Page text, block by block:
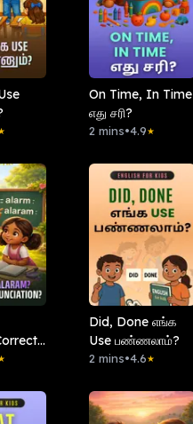
On Time, In Time
எது சரி?
2 mins•4.9★
Did, Done எங்க
Use பண்ணலாம்?
2 mins•4.6★